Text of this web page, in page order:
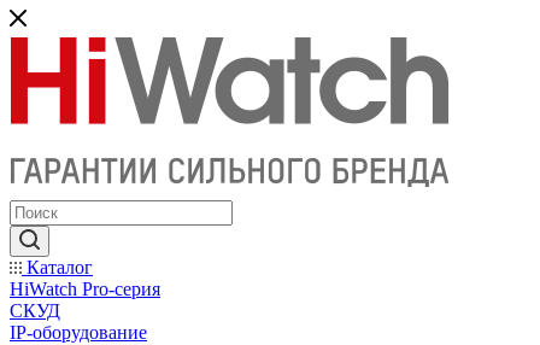
Каталог
HiWatch Pro-серия
CКУД
IP-оборудование